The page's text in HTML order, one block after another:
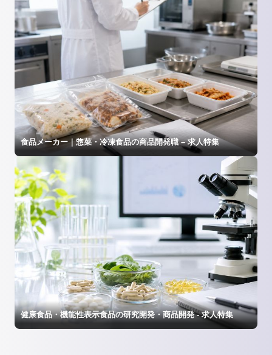
食品メーカー｜惣菜・冷凍食品の商品開発職 – 求人特集
健康食品・機能性表示食品の研究開発・商品開発 - 求人特集